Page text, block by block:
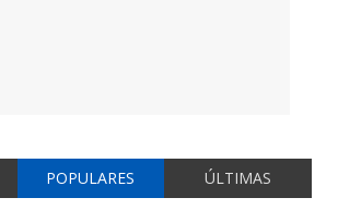
POPULARES ÚLTIMAS